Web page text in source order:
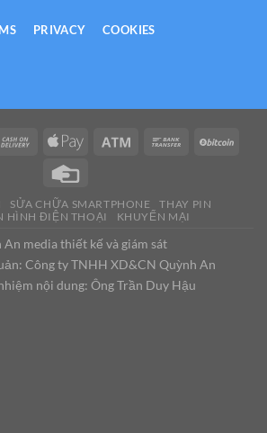
PRIVACY COOKIES
SỬA CHỮA SMARTPHONE
THAY PIN
HÌNH ĐIỆN THOẠI
KHUYẾN MẠI
An media thiết kế và giám sát
Công ty TNHH XD&CN Quỳnh An
nội dung: Ông Trần Duy Hậu